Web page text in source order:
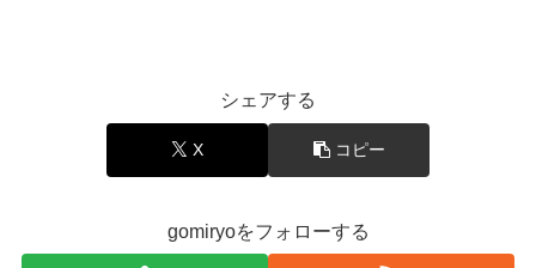
シェアする
X コピー
gomiryoをフォローする